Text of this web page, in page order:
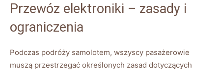
Przewóz elektroniki – zasady i
ograniczenia
Podczas podróży samolotem, wszyscy pasażerowie
muszą przestrzegać określonych zasad dotyczących